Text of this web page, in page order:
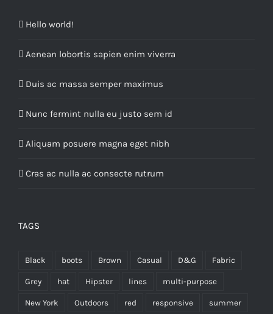
Hello world!
Aenean lobortis sapien enim viverra
Duis ac massa semper maximus
Nunc fermint nulla eu justo sem id
Aliquam posuere magna eget nibh
Cras ac nulla ac consecte rutrum
TAGS
Black boots Brown Casual D&G Fabric
Grey hat Hipster lines multi-purpose
New York Outdoors red responsive summer